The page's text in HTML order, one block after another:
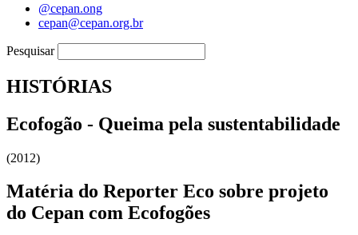
@cepan.ong
cepan@cepan.org.br
Pesquisar
HISTÓRIAS
Ecofogão - Queima pela sustentabilidade
(2012)
Matéria do Reporter Eco sobre projeto
do Cepan com Ecofogões